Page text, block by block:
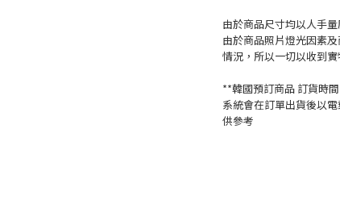
由於商品尺寸均以人手
由於商品照片燈光因素
情況，所以一切以收到
**韓國預訂商品 訂貨時
系統會在訂單出貨後以
供參考